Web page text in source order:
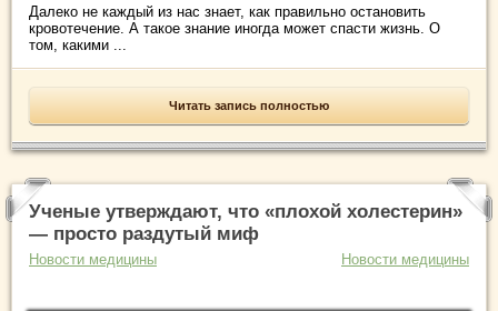
Далеко не каждый из нас знает, как правильно остановить
кровотечение. А такое знание иногда может спасти жизнь. О
том, какими ...
Читать запись полностью
Ученые утверждают, что «плохой холестерин»
— просто раздутый миф
Новости медицины Новости медицины